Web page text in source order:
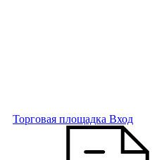
Торговая площадка Вход